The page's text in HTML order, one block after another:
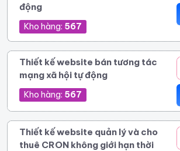
động
Kho hàng: 567
Thiết kế website bán tương tác
mạng xã hội tự động
Kho hàng: 567
Thiết kế website quản lý và cho
thuê CRON không giới hạn thời